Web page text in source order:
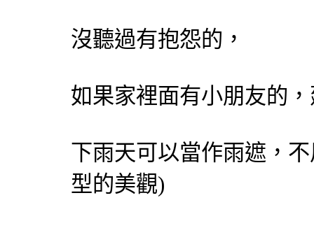
沒聽過有抱怨的，
如果家裡面有小朋友的
下雨天可以當作雨遮，
型的美觀)